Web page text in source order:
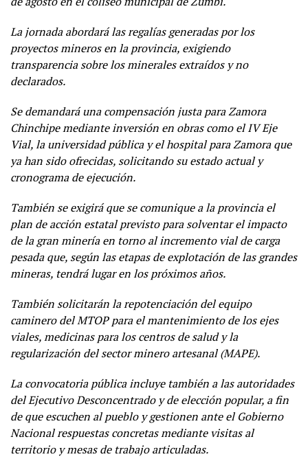
La jornada abordará las regalías generadas por los
proyectos mineros en la provincia, exigiendo
transparencia sobre los minerales extraídos y no
declarados.
Se demandará una compensación justa para Zamora
Chinchipe mediante inversión en obras como el IV Eje
Vial, la universidad pública y el hospital para Zamora que
ya han sido ofrecidas, solicitando su estado actual y
cronograma de ejecución.
También se exigirá que se comunique a la provincia el
plan de acción estatal previsto para solventar el impacto
de la gran minería en torno al incremento vial de carga
pesada que, según las etapas de explotación de las grandes
mineras, tendrá lugar en los próximos años.
También solicitarán la repotenciación del equipo
caminero del MTOP para el mantenimiento de los ejes
viales, medicinas para los centros de salud y la
regularización del sector minero artesanal (MAPE).
La convocatoria pública incluye también a las autoridades
del Ejecutivo Desconcentrado y de elección popular, a fin
de que escuchen al pueblo y gestionen ante el Gobierno
Nacional respuestas concretas mediante visitas al
territorio y mesas de trabajo articuladas.